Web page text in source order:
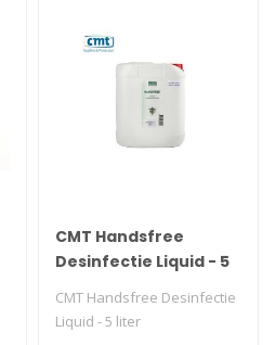
CMT Handsfree
Desinfectie Liquid - 5
CMT Handsfree Desinfectie
Liquid - 5 liter